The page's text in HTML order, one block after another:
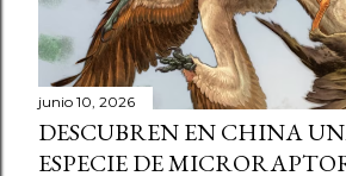
junio 10, 2026
DESCUBREN EN CHINA
ESPECIE DE